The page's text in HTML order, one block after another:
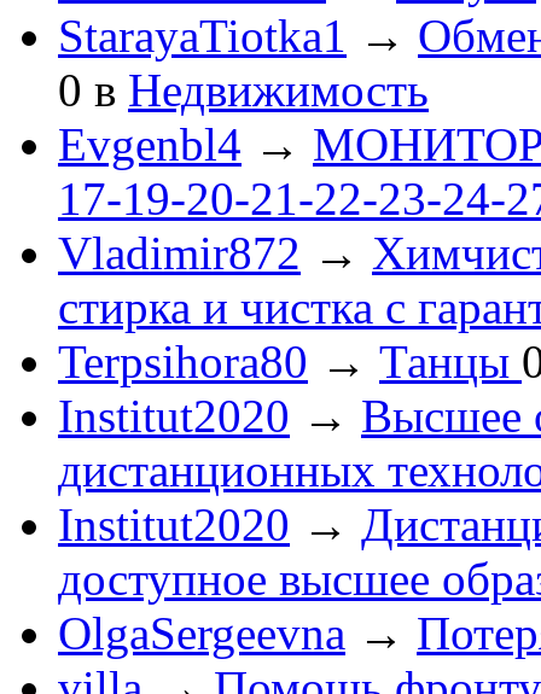
StarayaTiotka1 →
0 в Недвижимость
Evgenbl4 → МОНИТОРЫ
17-19-20-21-22-23-24-
Vladimir872 →
стирка и чистка с
Terpsihora80 → Танцы
Institut2020 → Высшее
дистанционных
Institut2020 →
доступное высшее
OlgaSergeevna →